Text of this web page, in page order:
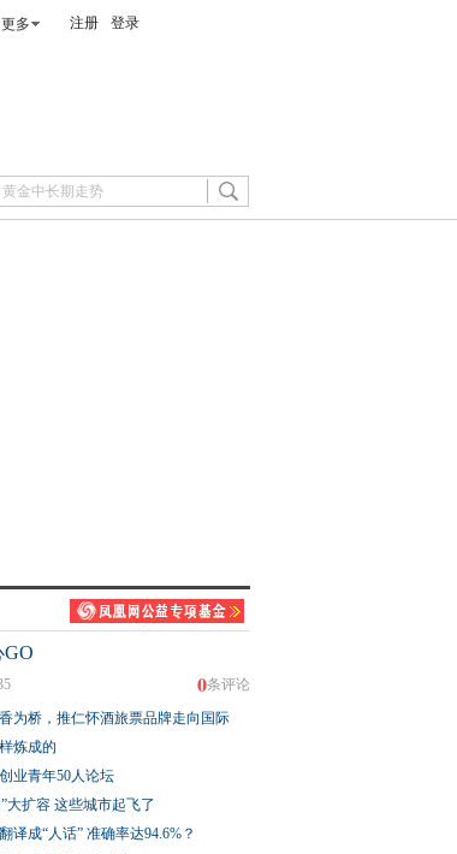
更多 注册 登录
0条评论
为桥，推仁怀酒旅票品牌走向国际
炼成的
业青年50人论坛
大扩容 这些城市起飞了
译成“人话” 准确率达94.6%？